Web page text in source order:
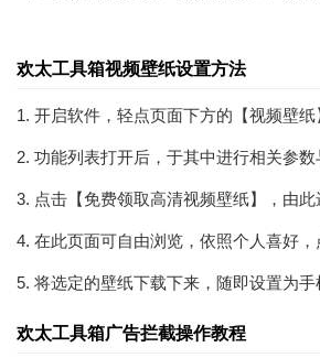
欢太工具箱视频壁纸设置方法
1. 开启软件，轻点页面下方的【视频壁
2. 功能列表打开后，于其中进行相关参
3. 点击【免费领取高清视频壁纸】，由
4. 在此页面可自由浏览，依照个人喜好，
5. 将选定的壁纸下载下来，随即设置为
欢太工具箱广告拦截操作教程